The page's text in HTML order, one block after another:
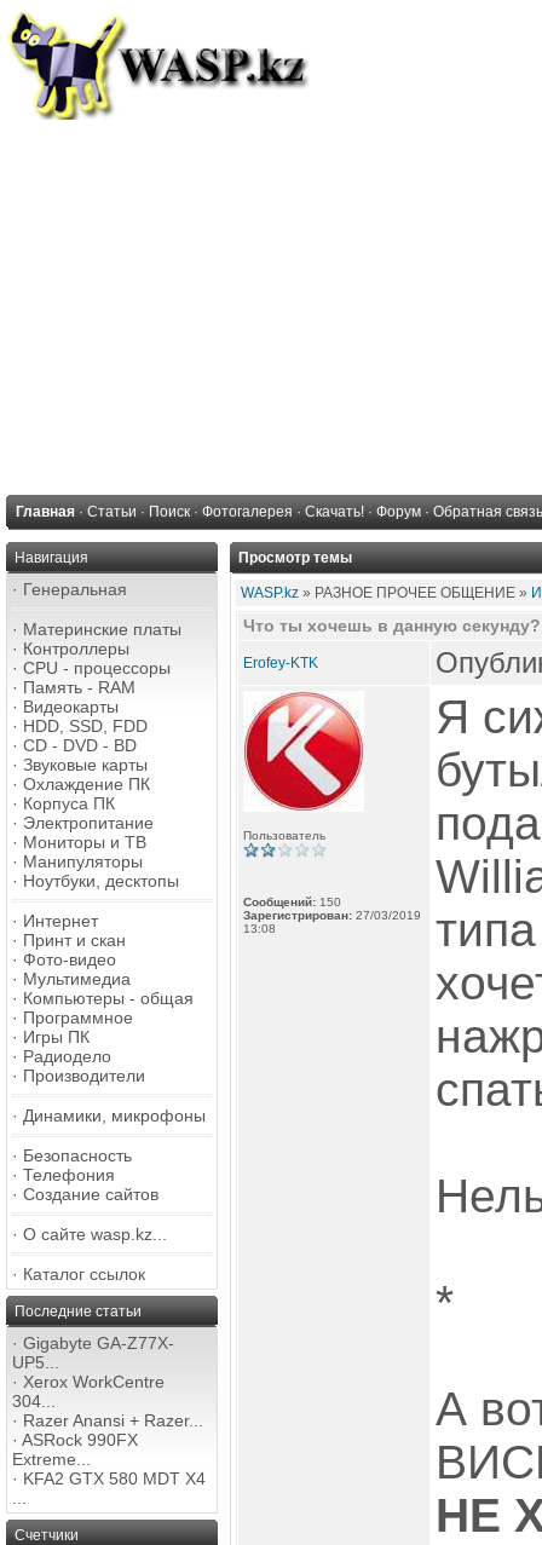
Главная · Статьи · Поиск · Фотогалерея · Скачать! · Форум · Обратная связь
Навигация
· Генеральная
· Материнские платы
· Контроллеры
· CPU - процессоры
· Память - RAM
· Видеокарты
· HDD, SSD, FDD
· CD - DVD - BD
· Звуковые карты
· Охлаждение ПК
· Корпуса ПК
· Электропитание
· Мониторы и ТВ
· Манипуляторы
· Ноутбуки, десктопы
· Интернет
· Принт и скан
· Фото-видео
· Мультимедиа
· Компьютеры - общая
· Программное
· Игры ПК
· Радиодело
· Производители
· Динамики, микрофоны
· Безопасность
· Телефония
· Создание сайтов
· О сайте wasp.kz...
· Каталог ссылок
Последние статьи
· Gigabyte GA-Z77X-
UP5...
· Xerox WorkCentre
304...
· Razer Anansi + Razer...
· ASRock 990FX
Extreme...
· KFA2 GTX 580 MDT X4
Счетчики
Просмотр темы
WASP.kz » РАЗНОЕ ПРОЧЕЕ ОБЩЕНИЕ »
Что ты хочешь в данную секунду?
Erofey-KTK
Пользователь
Сообщений: 150
Зарегистрирован: 27/03/2019
13:08
Я
*
А
НЕ